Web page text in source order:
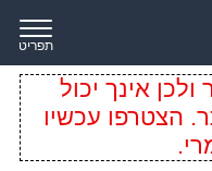
תפריט
אינך יכול
הצטרפו עכשיו